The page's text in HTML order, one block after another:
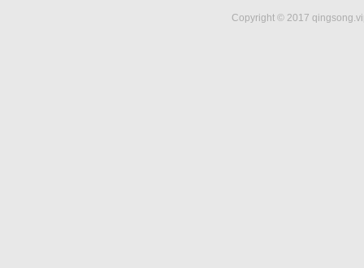
Copyright © 2017